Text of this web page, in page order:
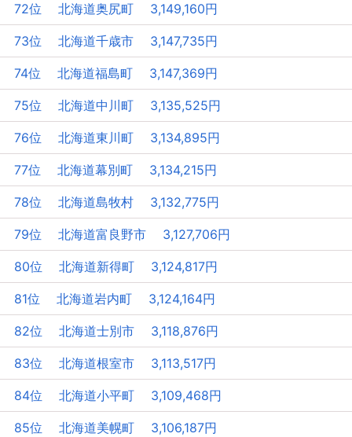
72位 北海道奥尻町 3,149,160円
73位 北海道千歳市 3,147,735円
74位 北海道福島町 3,147,369円
75位 北海道中川町 3,135,525円
76位 北海道東川町 3,134,895円
77位 北海道幕別町 3,134,215円
78位 北海道島牧村 3,132,775円
79位 北海道富良野市 3,127,706円
80位 北海道新得町 3,124,817円
81位 北海道岩内町 3,124,164円
82位 北海道士別市 3,118,876円
83位 北海道根室市 3,113,517円
84位 北海道小平町 3,109,468円
85位 北海道美幌町 3,106,187円